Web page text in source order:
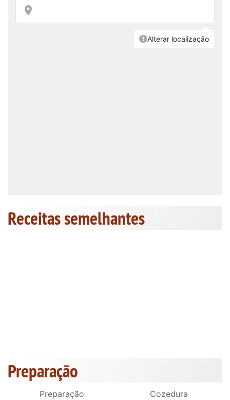
Receitas semelhantes
Preparação
Preparação
Cozedura